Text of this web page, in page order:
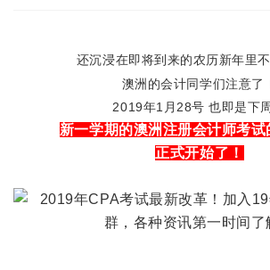
还沉浸在即将到来的农历新年里
澳洲的会计同学们注意了
2019年1月28号 也即是下
新一学期的澳洲注册会计师考
正式开始了！